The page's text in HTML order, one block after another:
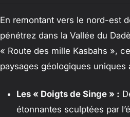
En remontant vers le nord-est
pénétrez dans la Vallée du
« Route des mille Kasbahs »,
paysages géologiques uniques
Les « Doigts de Singe » :
étonnantes sculptées par